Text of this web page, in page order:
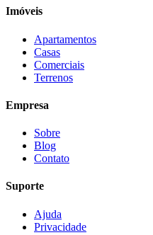
Imóveis
Apartamentos
Casas
Comerciais
Terrenos
Empresa
Sobre
Blog
Contato
Suporte
Ajuda
Privacidade